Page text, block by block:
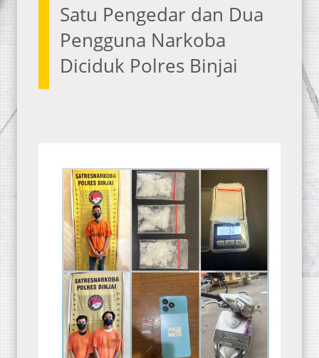
Satu Pengedar dan Dua
Pengguna Narkoba
Diciduk Polres Binjai